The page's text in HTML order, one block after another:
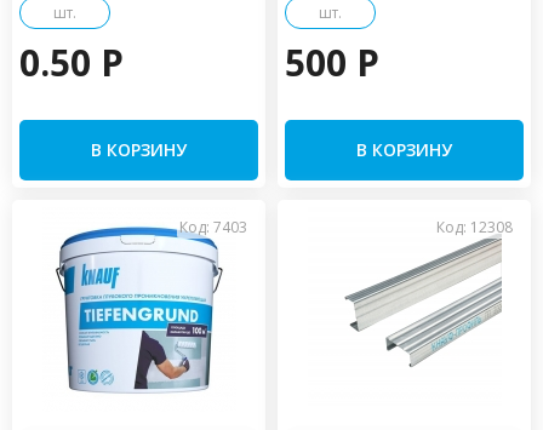
шт.
0.50 P
В КОРЗИНУ
шт.
500 P
В КОРЗИНУ
Код: 7403 Код: 12308